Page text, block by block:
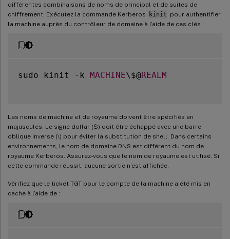
différentes combinaisons de noms de principal et de suites de
chiffrement. Exécutez la commande Kerberos
kinit pour authentifier
la machine auprès du contrôleur de domaine à l’aide de ces clés :
sudo kinit - k MACHINE\$@REALM
Les noms de machine et de royaume doivent être spécifiés en
majuscules. Le signe dollar ($) doit être échappé avec une barre
oblique inverse (\) pour éviter la substitution de shell. Dans certains
environnements, le nom de domaine DNS est différent du nom de
royaume Kerberos. Assurez-vous que le nom de royaume est utilisé. Si
cette commande réussit, aucune sortie n’est affichée.
Vérifiez que le ticket TGT pour le compte de la machine a été mis en
cache à l’aide de :